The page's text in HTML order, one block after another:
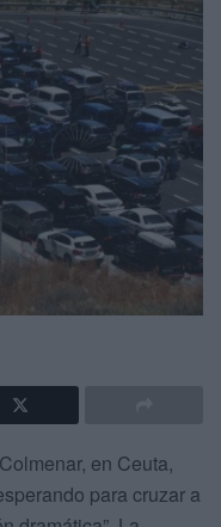
en Ceuta,
para cruzar a